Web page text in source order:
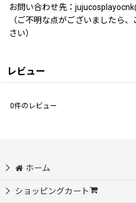
お問い合わせ先：
（ご不明な点がございましたら
さい）
レビュー
0件のレビュー
ホーム
ショッピングカート